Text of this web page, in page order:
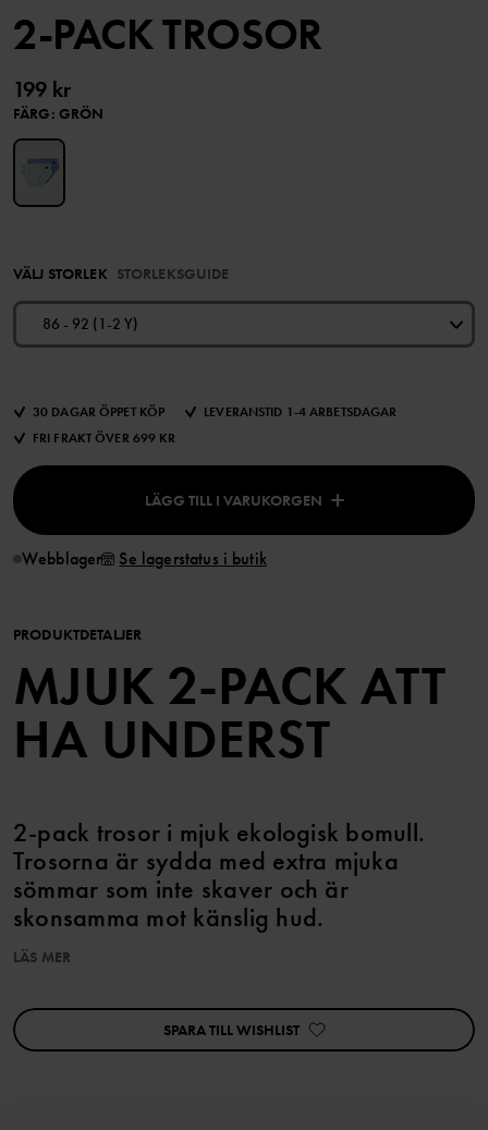
2-PACK TROSOR
199 kr
FÄRG: GRÖN
VÄLJ STORLEK STORLEKSGUIDE
86 - 92 (1-2 Y)
30 DAGAR ÖPPET KÖP
LEVERANSTID 1-4 ARBETSDAGAR
FRI FRAKT ÖVER 699 KR
LÄGG TILL I VARUKORGEN
Webblager Se lagerstatus i butik
PRODUKTDETALJER
MJUK 2-PACK ATT
HA UNDERST
2-pack trosor i mjuk ekologisk bomull.
Trosorna är sydda med extra mjuka
sömmar som inte skaver och är
skonsamma mot känslig hud.
• 95% ekologisk bomull, 5% elastan
• GOTS-certifierad ekologisk bomull
• Mjuk och följsam kvalitet med stretch
LÄS MER
SPARA TILL WISHLIST